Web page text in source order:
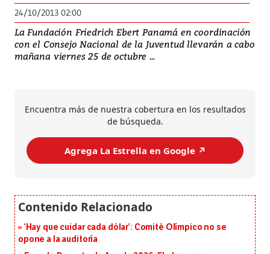
24/10/2013 02:00
La Fundación Friedrich Ebert Panamá en coordinación
con el Consejo Nacional de la Juventud llevarán a cabo
mañana viernes 25 de octubre ...
Encuentra más de nuestra cobertura en los resultados
de búsqueda.
Agrega La Estrella en Google ↗️
‘Hay que cuidar cada dólar’: Comité Olímpico no se
opone a la auditoría